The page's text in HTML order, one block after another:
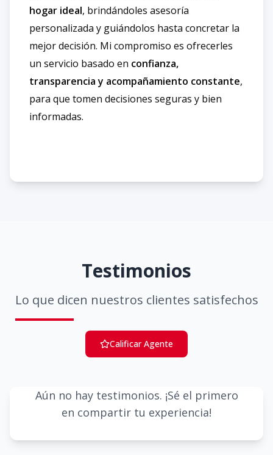
hogar ideal, brindándoles asesoría
personalizada y guiándolos hasta concretar la
mejor decisión. Mi compromiso es ofrecerles
un servicio basado en confianza,
transparencia y acompañamiento constante,
para que tomen decisiones seguras y bien
informadas.
Testimonios
Lo que dicen nuestros clientes satisfechos
Calificar Agente
Aún no hay testimonios. ¡Sé el primero
en compartir tu experiencia!